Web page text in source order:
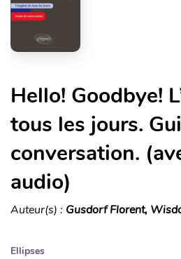
Hello! Goodbye!
tous les jours.
conversation.
audio)
Auteur(s) : Gusdorf Florent,
Ellipses